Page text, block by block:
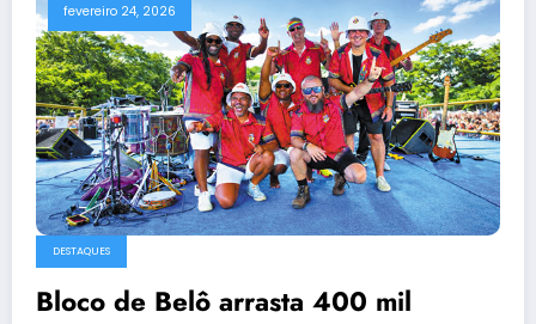
fevereiro 24, 2026
DESTAQUES
Bloco de Belô arrasta 400 mil